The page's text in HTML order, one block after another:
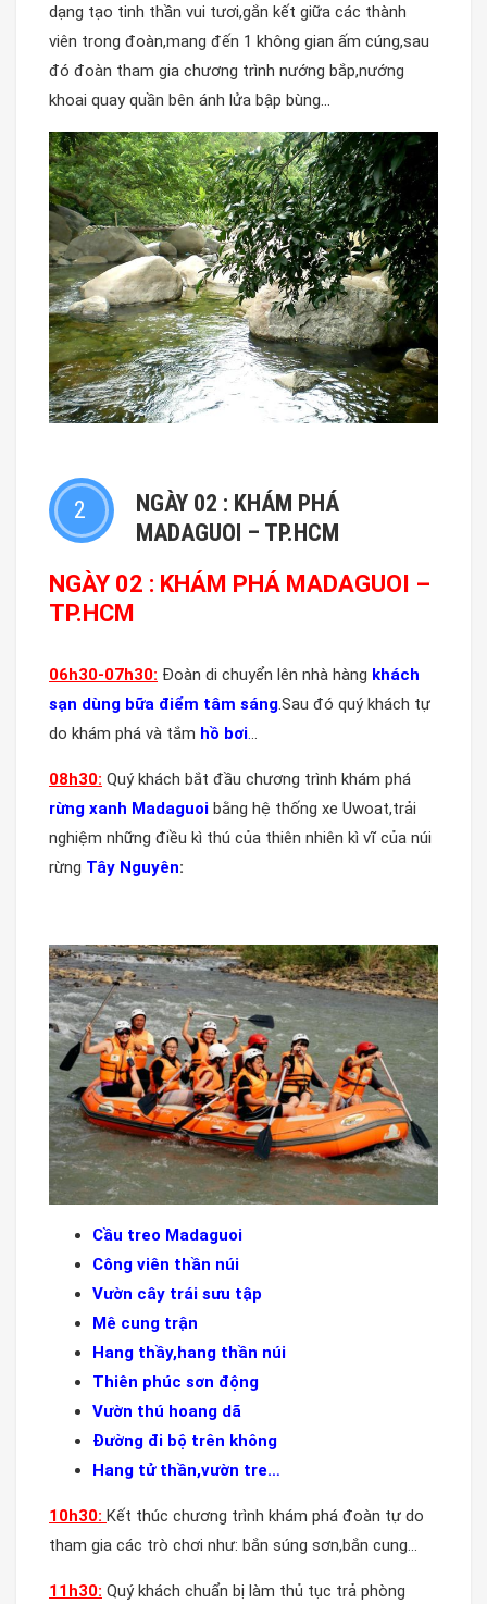
dạng tạo tinh thần vui tươi,gắn kết giữa các thành
viên trong đoàn,mang đến 1 không gian ấm cúng,sau
đó đoàn tham gia chương trình nướng bắp,nướng
khoai quay quần bên ánh lửa bập bùng…
2
NGÀY 02 : KHÁM PHÁ
MADAGUOI – TP.HCM
NGÀY 02 : KHÁM PHÁ MADAGUOI –
TP.HCM
06h30-07h30: Đoàn di chuyển lên nhà hàng khách
sạn dùng bữa điểm tâm sáng.Sau đó quý khách tự
do khám phá và tắm hồ bơi...
08h30: Quý khách bắt đầu chương trình khám phá
rừng xanh Madaguoi bằng hệ thống xe Uwoat,trải
nghiệm những điều kì thú của thiên nhiên kì vĩ của núi
rừng Tây Nguyên:
Cầu treo Madaguoi
Công viên thần núi
Vườn cây trái sưu tập
Mê cung trận
Hang thầy,hang thần núi
Thiên phúc sơn động
Vườn thú hoang dã
Đường đi bộ trên không
Hang tử thần,vườn tre…
10h30: Kết thúc chương trình khám phá đoàn tự do
tham gia các trò chơi như: bắn súng sơn,bắn cung…
11h30: Quý khách chuẩn bị làm thủ tục trả phòng